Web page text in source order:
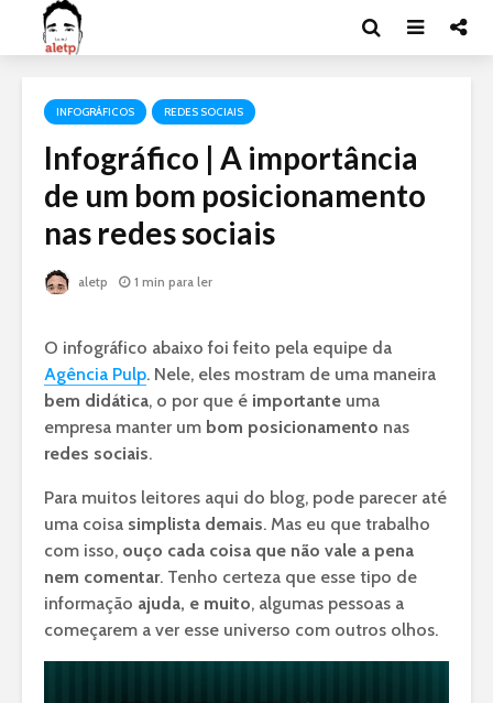
INFOGRÁFICOS REDES SOCIAIS
Infográfico | A importância
de um bom posicionamento
nas redes sociais
aletp 1 min para ler
O infográfico abaixo foi feito pela equipe da
Agência Pulp. Nele, eles mostram de uma maneira
bem didática, o por que é importante uma
empresa manter um bom posicionamento nas
redes sociais.
Para muitos leitores aqui do blog, pode parecer até
uma coisa simplista demais. Mas eu que trabalho
com isso, ouço cada coisa que não vale a pena
nem comentar. Tenho certeza que esse tipo de
informação ajuda, e muito, algumas pessoas a
começarem a ver esse universo com outros olhos.